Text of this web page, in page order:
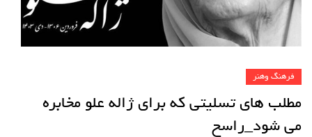
فرهنگ وهنر
مطلب های تسلیتی که برای ژاله علو مخابره
می شود_راسخ